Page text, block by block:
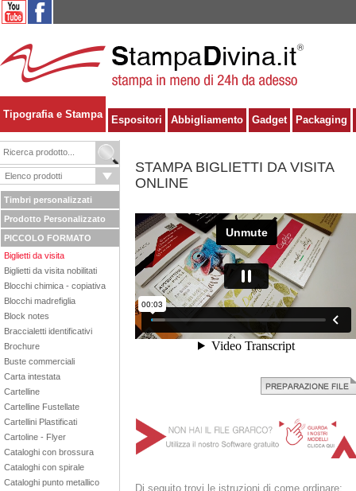
Tipografia e Stampa Espositori Abbigliamento Gadget Packaging
Timbri personalizzati
Prodotto Personalizzato
PICCOLO FORMATO
Biglietti da visita
Biglietti da visita nobilitati
Blocchi chimica - copiativa
Blocchi madrefiglia
Block notes
Braccialetti identificativi
Brochure
Buste commerciali
Carta intestata
Cartelline
Cartelline Fustellate
Cartellini Plastificati
Cartoline - Flyer
Cataloghi con brossura
Cataloghi con spirale
Cataloghi punto metallico
STAMPA BIGLIETTI DA VISITA
ONLINE
Di seguito trovi le istruzioni di come ordinare: